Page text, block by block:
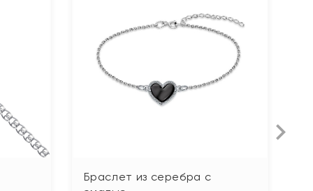
Браслет из серебра с